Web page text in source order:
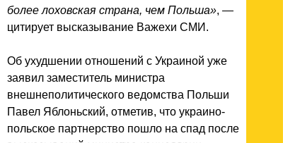
более лоховская страна, чем Польша», —
цитирует высказывание Важехи СМИ.
Об ухудшении отношений с Украиной уже
заявил заместитель министра
внешнеполитического ведомства Польши
Павел Яблоньский, отметив, что украино-
польское партнерство пошло на спад после